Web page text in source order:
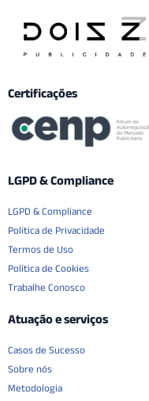
Certificações
LGPD & Compliance
LGPD & Compliance
Politica de Privacidade
Termos de Uso
Política de Cookies
Trabalhe Conosco
Atuação e serviços
Casos de Sucesso
Sobre nós
Metodologia